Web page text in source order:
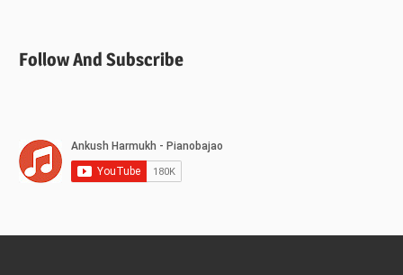
Follow And Subscribe